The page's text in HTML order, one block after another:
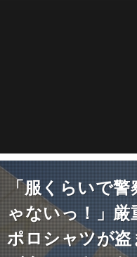
「服くらいで
ゃないっ！」
ポロシャツが